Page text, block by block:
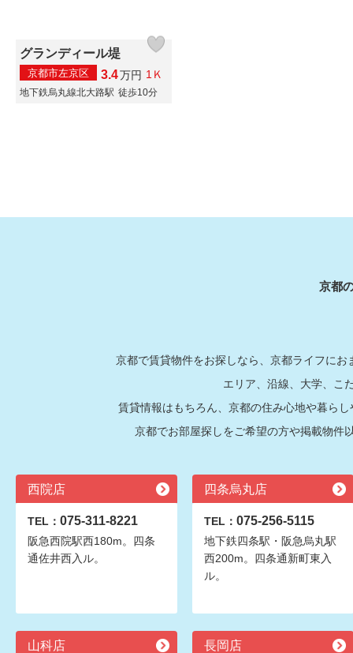
グランディール堤
京都市左京区 3.4万円 1Ｋ
地下鉄烏丸線北大路駅 徒歩10分
京都
京都で賃貸物件をお探しなら、京都ライフに
エリア、沿線、大学、こ
賃貸情報はもちろん、京都の住み心地や暮ら
京都でお部屋探しをご希望の方や掲載物件
西院店
TEL： 075-311-8221
阪急西院駅西180m。四条
通佐井西入ル。
四条烏丸店
TEL： 075-256-5115
地下鉄四条駅・阪急烏丸駅
西200m。四条通新町東入
ル。
山科店 長岡店